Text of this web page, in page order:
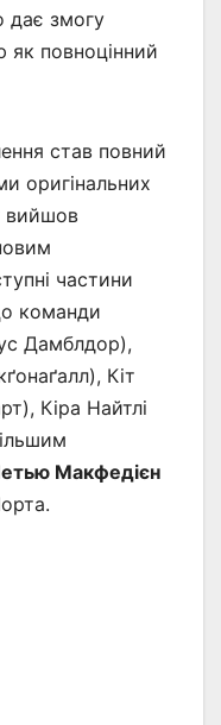
дає змогу
як повноцінний
став повний
оригінальних
вийшов
частини
команди
Дамблдор),
Кіт
Кіра Найтлі
Макфедієн